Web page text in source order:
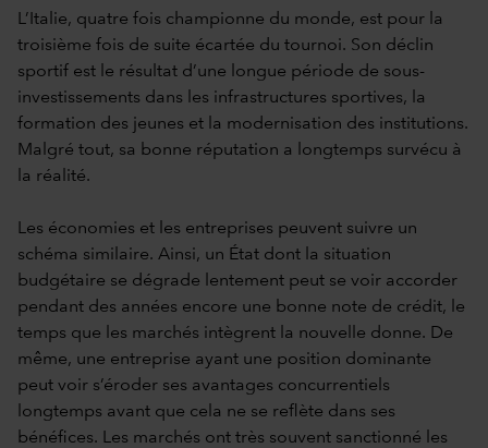
L’Italie, quatre fois championne du monde, est pour la
troisième fois de suite écartée du tournoi. Son déclin
sportif est le résultat d’une longue période de sous-
investissements dans les infrastructures sportives, la
formation des jeunes et la modernisation des institutions.
Malgré tout, sa bonne réputation a longtemps survécu à
la réalité.
Les économies et les entreprises peuvent suivre un
schéma similaire. Ainsi, un État dont la situation
budgétaire se dégrade lentement peut se voir accorder
pendant des années encore une bonne note de crédit, le
temps que les marchés intègrent la nouvelle donne. De
même, une entreprise ayant une position dominante
peut voir s’éroder ses avantages concurrentiels
longtemps avant que cela ne se reflète dans ses
bénéfices. Les marchés ont très souvent sanctionné les